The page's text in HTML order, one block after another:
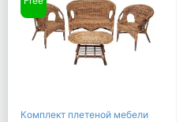
Комплект плетеной мебели